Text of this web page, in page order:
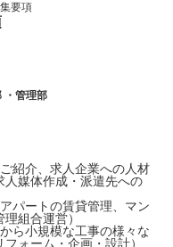
要項
・管理部
紹介、求人企業への人材
人媒体作成・派遣先への
パートの賃貸管理、マン
組合運営）
ら小規模な工事の様々な
ォーム・企画・設計）